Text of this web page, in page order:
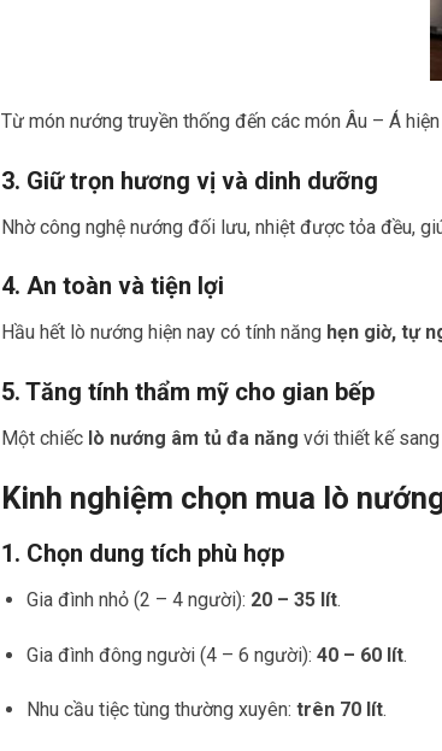
Từ món nướng truyền thống đến các món Âu – Á
3. Giữ trọn hương vị và dinh dưỡng
Nhờ công nghệ nướng đối lưu, nhiệt được tỏa đều,
4. An toàn và tiện lợi
Hầu hết lò nướng hiện nay có tính năng hẹn giờ, tự
5. Tăng tính thẩm mỹ cho gian bếp
Một chiếc lò nướng âm tủ đa năng với thiết kế
Kinh nghiệm chọn mua lò
1. Chọn dung tích phù hợp
Gia đình nhỏ (2 – 4 người): 20 – 35 lít.
Gia đình đông người (4 – 6 người): 40 – 60 lít.
Nhu cầu tiệc tùng thường xuyên: trên 70 lít.